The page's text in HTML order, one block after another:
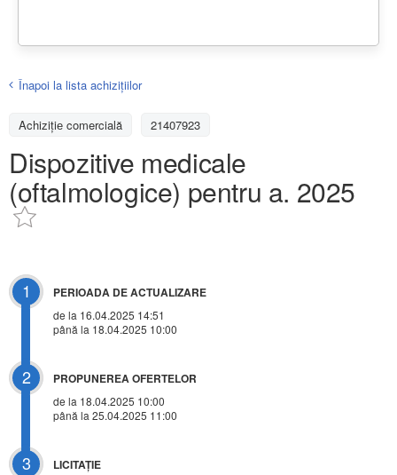
Înapoi la lista achiziţiilor
Achizițiе comercială 21407923
Dispozitive medicale
(oftalmologice) pentru a. 2025
1 PERIOADA DE ACTUALIZARE
de la 16.04.2025 14:51
până la 18.04.2025 10:00
2 PROPUNEREA OFERTELOR
de la 18.04.2025 10:00
până la 25.04.2025 11:00
3 LICITAŢIE